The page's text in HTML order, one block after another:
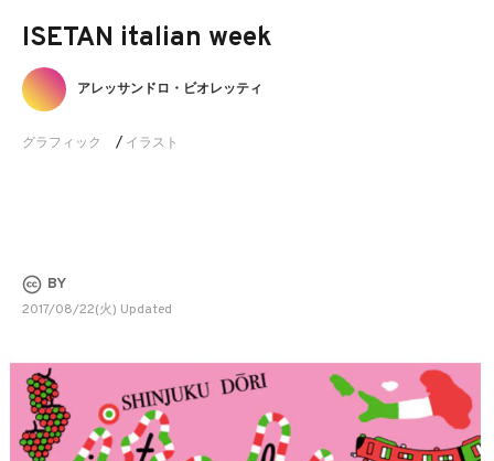
ISETAN italian week
グラフィック / イラスト
アレッサンドロ・ビオレッティ
BY
2017/08/22(火) Updated